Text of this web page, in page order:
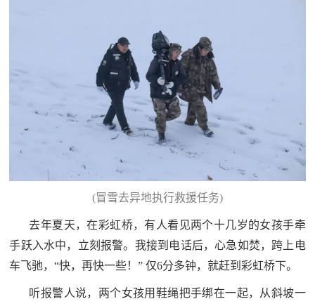
(冒雪去异地执行救援任务)
去年夏天，在彩虹桥，有人看见两个十几岁的女孩手牵
手跃入水中，立刻报警。我接到电话后，心急如焚，跨上电
车飞驰，“快，再快一些！” 仅6分多钟，就赶到彩虹桥下。
听报警人说，两个女孩用鞋绳把手绑在一起，从斜坡一